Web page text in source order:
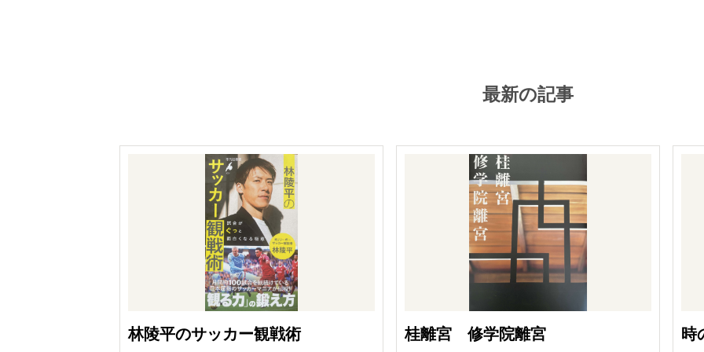
最新の記事
林陵平のサッカー観戦術 桂離宮 修学院離宮 時